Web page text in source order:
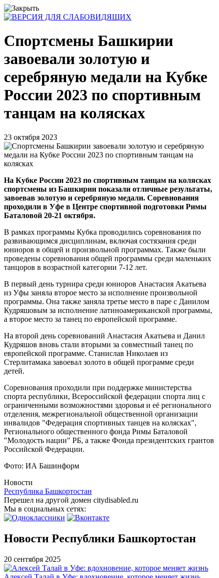
Спортсмены Башкирии
завоевали золотую и
серебряную медали на Кубке
России 2023 по спортивным
танцам на колясках
23 октября 2023
На Кубке России 2023 по спортивным танцам на колясках
спортсмены из Башкирии показали отличные результаты,
завоевав золотую и серебряную медали. Соревнования
проходили в Уфе в Центре спортивной подготовки Римы
Баталовой 20-21 октября.
В рамках программы Кубка проводились соревнования по
развивающимся дисциплинам, включая состязания среди
юниоров в общей и произвольной программах. Также были
проведены соревнования общей программы среди маленьких
танцоров в возрастной категории 7-12 лет.
В первый день турнира среди юниоров Анастасия Акатьева
из Уфы заняла второе место за исполнение произвольной
программы. Она также заняла третье место в паре с Данилом
Кудряшовым за исполнение латиноамериканской программы,
а второе место за танец по европейской программе.
На второй день соревнований Анастасия Акатьева и Данил
Кудряшов вновь стали вторыми за совместный танец по
европейской программе. Станислав Николаев из
Стерлитамака завоевал золото в общей программе среди
детей.
Соревнования проходили при поддержке министерства
спорта республики, Всероссийской федерации спорта лиц с
ограниченными возможностями здоровья и её регионального
отделения, межрегиональной общественной организации
инвалидов "Федерация спортивных танцев на колясках",
Регионального общественного фонда Римы Баталовой
"Молодость нации" РБ, а также Фонда президентских грантов
Российской Федерации.
Фото: ИА Башинформ
Новости
Республика Башкортостан
Перешел на другой домен citydisabled.ru
Мы в социальных сетях:
Новости Республики Башкортостан
20 сентября 2025